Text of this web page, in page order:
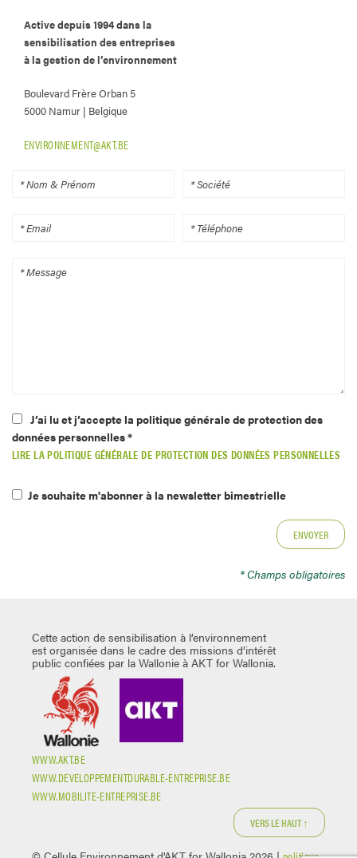
Active depuis 1994 dans la
sensibilisation des entreprises
à la gestion de l’environnement
Boulevard Frère Orban 5
5000 Namur | Belgique
ENVIRONNEMENT@AKT.BE
J’ai lu et j’accepte la politique générale de protection des
données personnelles *
LIRE LA POLITIQUE GÉNÉRALE DE PROTECTION DES DONNÉES PERSONNELLES
Je souhaite m'abonner à la newsletter bimestrielle
* Champs obligatoires
Cette action de sensibilisation à l’environnement
est organisée dans le cadre des missions d’intérêt
public confiées par la Wallonie à AKT for Wallonia.
WWW.AKT.BE
WWW.DEVELOPPEMENTDURABLE-ENTREPRISE.BE
WWW.MOBILITE-ENTREPRISE.BE
VERS LE HAUT ↑